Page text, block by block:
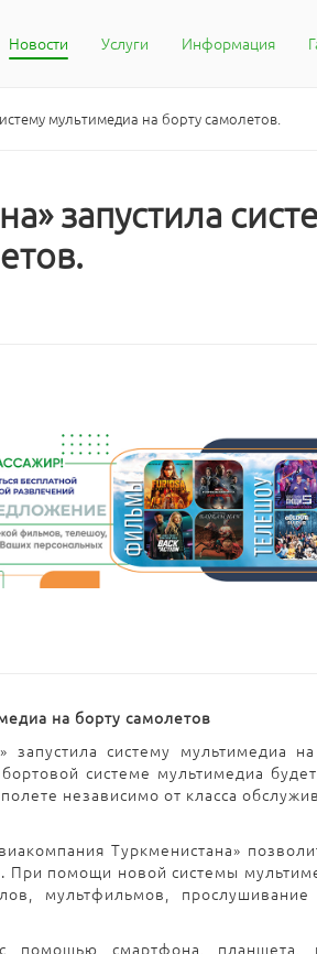
Новости Услуги Информация
мультимедиа на борту самолетов.
запустила
на борту самолетов
систему мультимедиа
системе мультимедиа
независимо от класса
Туркменистана»
При помощи новой системы
мультфильмов, прослушивание
смартфона, планшета,